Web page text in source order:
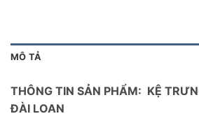
MÔ TẢ
THÔNG TIN SẢN PHẨM: KỆ
ĐÀI LOAN